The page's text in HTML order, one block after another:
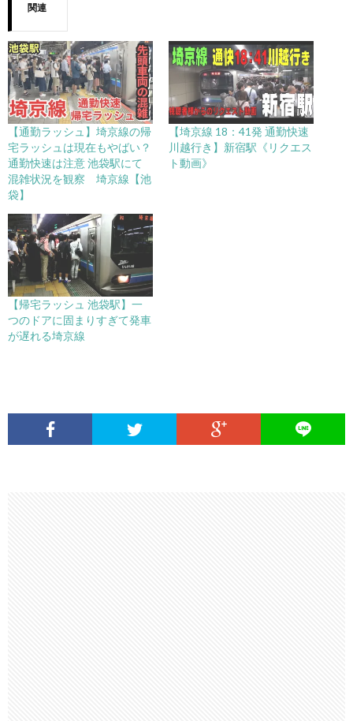
関連
【通勤ラッシュ】埼京線の帰
宅ラッシュは現在もやばい？
通勤快速は注意 池袋駅にて
混雑状況を観察 埼京線【池
袋】
【埼京線 18：41発 通勤快速
川越行き】新宿駅《リクエス
ト動画》
【帰宅ラッシュ 池袋駅】一
つのドアに固まりすぎて発車
が遅れる埼京線